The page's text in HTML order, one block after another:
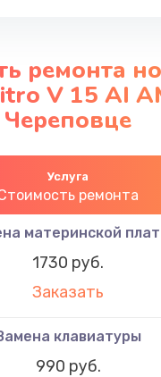
ремонта
V 15 AI
Череповце
Услуга
ремонта
материнской
1730 руб.
Заказать
клавиатуры
990 руб.